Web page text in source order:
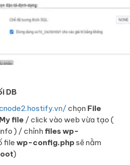
DB
chọn File
file / click vào web vừa tạo (
) / chỉnh files wp-
file wp-config.phpsẽ nằm
)